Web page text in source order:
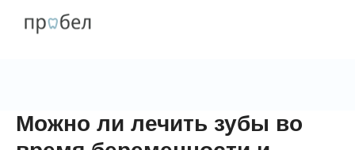
Можно ли лечить зубы во